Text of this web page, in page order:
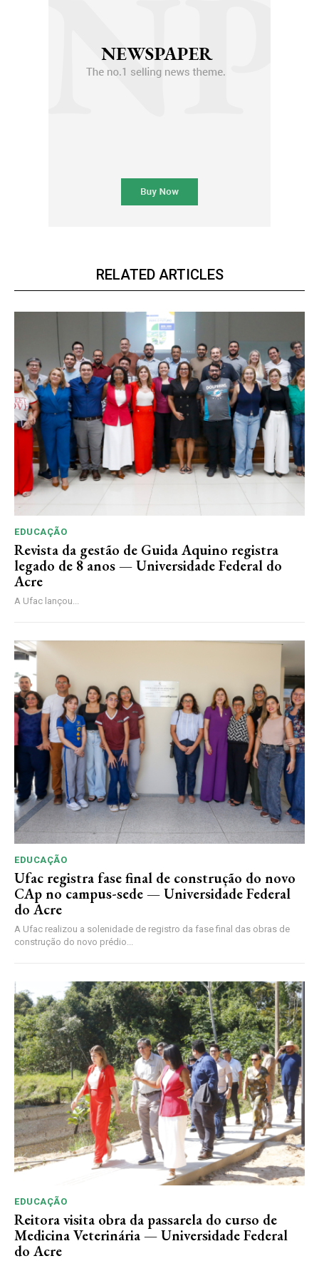
RELATED ARTICLES
EDUCAÇÃO
Revista da gestão de Guida Aquino registra
legado de 8 anos — Universidade Federal do
Acre
A Ufac lançou...
EDUCAÇÃO
Ufac registra fase final de construção do novo
CAp no campus-sede — Universidade Federal
do Acre
A Ufac realizou a solenidade de registro da fase final das obras de
construção do novo prédio...
EDUCAÇÃO
Reitora visita obra da passarela do curso de
Medicina Veterinária — Universidade Federal
do Acre